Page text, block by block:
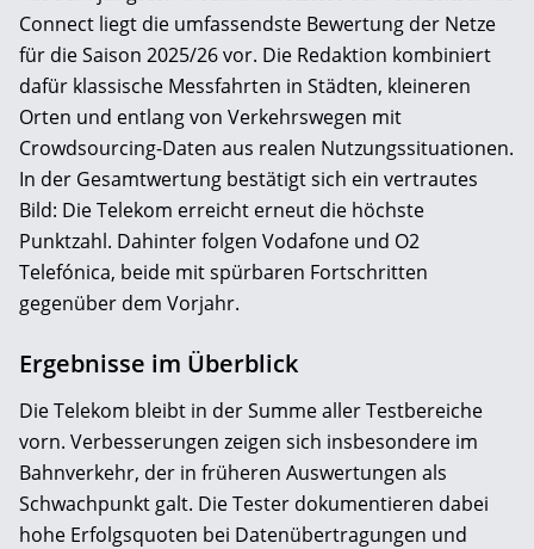
Connect liegt die umfassendste Bewertung der Netze
für die Saison 2025/26 vor. Die Redaktion kombiniert
dafür klassische Messfahrten in Städten, kleineren
Orten und entlang von Verkehrswegen mit
Crowdsourcing-Daten aus realen Nutzungssituationen.
In der Gesamtwertung bestätigt sich ein vertrautes
Bild: Die Telekom erreicht erneut die höchste
Punktzahl. Dahinter folgen Vodafone und O2
Telefónica, beide mit spürbaren Fortschritten
gegenüber dem Vorjahr.
Ergebnisse im Überblick
Die Telekom bleibt in der Summe aller Testbereiche
vorn. Verbesserungen zeigen sich insbesondere im
Bahnverkehr, der in früheren Auswertungen als
Schwachpunkt galt. Die Tester dokumentieren dabei
hohe Erfolgsquoten bei Datenübertragungen und